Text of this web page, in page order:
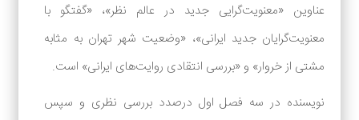
عناوین «معنویت‌گرایی جدید در عالم نظر»، «گفتگو با
معنویت‌گرایان جدید ایرانی»، «وضعیت شهر تهران به مثابه
مشتی از خروار» و «بررسی انتقادی روایت‌های ایرانی» است.
نویسنده در سه فصل اول درصدد بررسی نظری و سپس